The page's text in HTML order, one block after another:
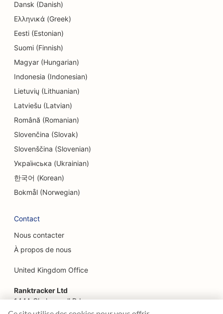
SEO pour les magasins de beignets
de garde d'enfants
SEO pour les nettoyeurs à sec
SEO pour les électriciens
SEO pour les endodontistes
SEO pour les loisirs et les divertissements
EO pour les restaurants ethniques
SEO pour les services de lifting
SEO pour les restaurants familiaux
SEO pour les restaurants de la ferme à la table
SEO pour les planificateurs financiers
SEO pour les services financiers
Dansk (Danish)
Ελληνικά (Greek)
Eesti (Estonian)
Suomi (Finnish)
Magyar (Hungarian)
Indonesia (Indonesian)
Lietuvių (Lithuanian)
Latviešu (Latvian)
Română (Romanian)
Slovenčina (Slovak)
Slovenščina (Slovenian)
Українська (Ukrainian)
한국어 (Korean)
Bokmål (Norwegian)
Contact
Nous contacter
À propos de nous
United Kingdom Office
Ranktracker Ltd
144A Clerkenwell Rd
London, EC1R 5DF